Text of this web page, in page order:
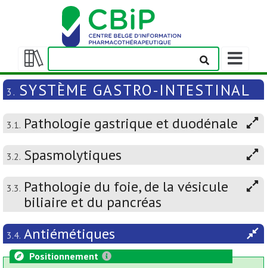
Afficher/masquer
la
table
matières
Afficher/
la
barre
de
navigation
3. SYSTÈME GASTRO-INTESTINAL
3.1. Pathologie gastrique et duodénale
3.2. Spasmolytiques
3.3. Pathologie du foie, de la vésicule
biliaire et du pancréas
3.4. Antiémétiques
Positionnement